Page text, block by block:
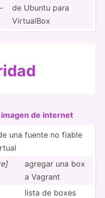
de Ubuntu para
VirtualBox
imagen de internet
una fuente no fiable
agregar una box
a Vagrant
lista de boxes